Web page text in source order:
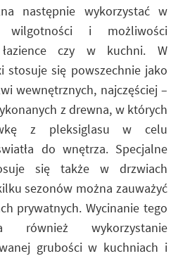
następnie wykorzystać w
i możliwości
czy w kuchni. W
stosuje się powszechnie jako
wewnętrznych, najczęściej –
z drewna, w których
z pleksiglasu w celu
do wnętrza. Specjalne
się także w drzwiach
sezonów można zauważyć
prywatnych. Wycinanie tego
również wykorzystanie
grubości w kuchniach i